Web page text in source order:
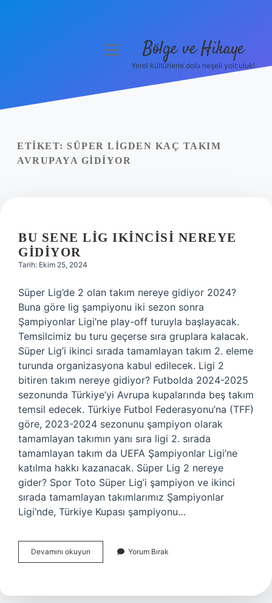
Yasal Uyarı
menüyü
Bölge ve Hikaye
Yerel kültürlerle dolu neşeli yolculuk!
ETIKET: SÜPER LIGDEN KAÇ TAKIM
AVRUPAYA GIDIYOR
BU SENE LIG IKINCISI NEREYE
GIDIYOR
Tarih: Ekim 25, 2024
Süper Lig’de 2 olan takım nereye gidiyor 2024?
Buna göre lig şampiyonu iki sezon sonra
Şampiyonlar Ligi’ne play-off turuyla başlayacak.
Temsilcimiz bu turu geçerse sıra gruplara kalacak.
Süper Lig’i ikinci sırada tamamlayan takım 2. eleme
turunda organizasyona kabul edilecek. Ligi 2
bitiren takım nereye gidiyor? Futbolda 2024-2025
sezonunda Türkiye’yi Avrupa kupalarında beş takım
temsil edecek. Türkiye Futbol Federasyonu’na (TFF)
göre, 2023-2024 sezonunu şampiyon olarak
tamamlayan takımın yanı sıra ligi 2. sırada
tamamlayan takım da UEFA Şampiyonlar Ligi’ne
katılma hakkı kazanacak. Süper Lig 2 nereye
gider? Spor Toto Süper Lig’i şampiyon ve ikinci
sırada tamamlayan takımlarımız Şampiyonlar
Ligi’nde, Türkiye Kupası şampiyonu…
Devamını okuyun
Sene
Nereye
Yorum Bırak